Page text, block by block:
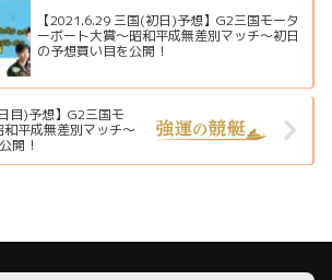
【2021.6.29 三国(初日)予想】G2三国モータ
ーボート大賞～昭和平成無差別マッチ～初日
の予想買い目を公開！
目)予想】G2三国モ
平成無差別マッチ～
開！